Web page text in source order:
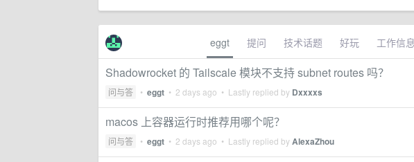
eggt 提问 技术话题 好玩 工作信息
Shadowrocket 的 Tailscale 模块不支持 subnet routes 吗？
问与答 • eggt • 2 days ago • Lastly replied by Dxxxxs
macos 上容器运行时推荐用哪个呢？
问与答 • eggt • 2 days ago • Lastly replied byAlexaZhou